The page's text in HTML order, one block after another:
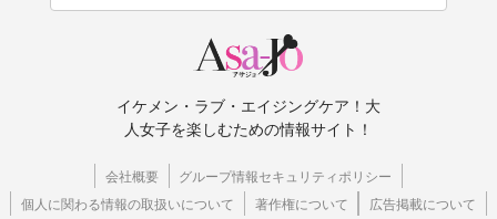
イケメン・ラブ・エイジングケア！大
人女子を楽しむための情報サイト！
会社概要
グループ情報セキュリティポリシー
個人に関わる情報の取扱いについて
著作権について 広告掲載について